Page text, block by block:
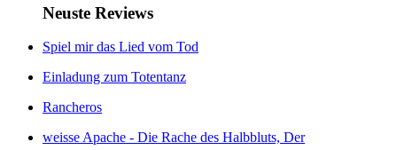
Neuste Reviews
Spiel mir das Lied vom Tod
Einladung zum Totentanz
Rancheros
weisse Apache - Die Rache des Halbbluts, Der